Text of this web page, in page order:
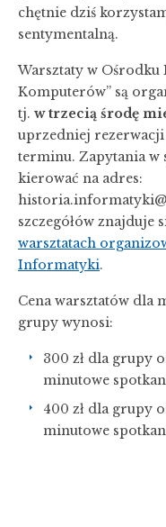
chętnie dziś
sentymentalną.
Warsztaty w
Komputerów” są
tj. w trzecią środę
uprzedniej
terminu. Zapytania w
kierować na adres:
szczegółów znajduje
warsztatach
Informatyki.
Cena warsztatów dla
grupy wynosi:
300 zł dla grupy
minutowe
400 zł dla grupy
minutowe